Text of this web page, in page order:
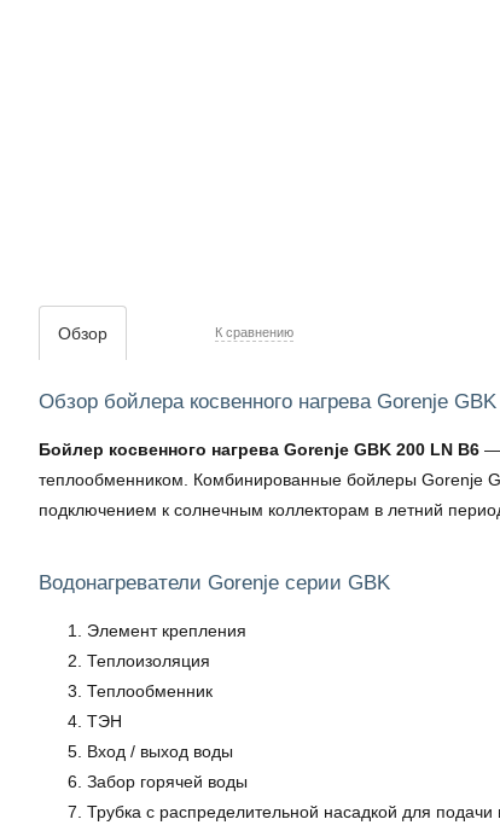
Обзор К сравнению
Обзор бойлера косвенного нагрева Gorenje
Бойлер косвенного нагрева Gorenje GBK 200 LN B6 —
теплообменником. Комбинированные бойлеры Gorenje
подключением к солнечным коллекторам в летний
Водонагреватели Gorenje серии GBK
Элемент крепления
Теплоизоляция
Теплообменник
ТЭН
Вход / выход воды
Забор горячей воды
Трубка с распределительной насадкой для подачи